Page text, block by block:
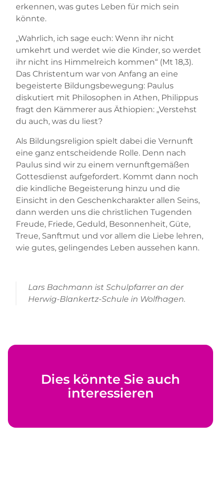
erkennen, was gutes Leben für mich sein
könnte.
„Wahrlich, ich sage euch: Wenn ihr nicht
umkehrt und werdet wie die Kinder, so werdet
ihr nicht ins Himmelreich kommen“ (Mt 18,3).
Das Christentum war von Anfang an eine
begeisterte Bildungsbewegung: Paulus
diskutiert mit Philosophen in Athen, Philippus
fragt den Kämmerer aus Äthiopien: „Verstehst
du auch, was du liest?
Als Bildungsreligion spielt dabei die Vernunft
eine ganz entscheidende Rolle. Denn nach
Paulus sind wir zu einem vernunftgemäßen
Gottesdienst aufgefordert. Kommt dann noch
die kindliche Begeisterung hinzu und die
Einsicht in den Geschenkcharakter allen Seins,
dann werden uns die christlichen Tugenden
Freude, Friede, Geduld, Besonnenheit, Güte,
Treue, Sanftmut und vor allem die Liebe lehren,
wie gutes, gelingendes Leben aussehen kann.
Lars Bachmann ist Schulpfarrer an der
Herwig-Blankertz-Schule in Wolfhagen.
Dies könnte Sie auch
interessieren